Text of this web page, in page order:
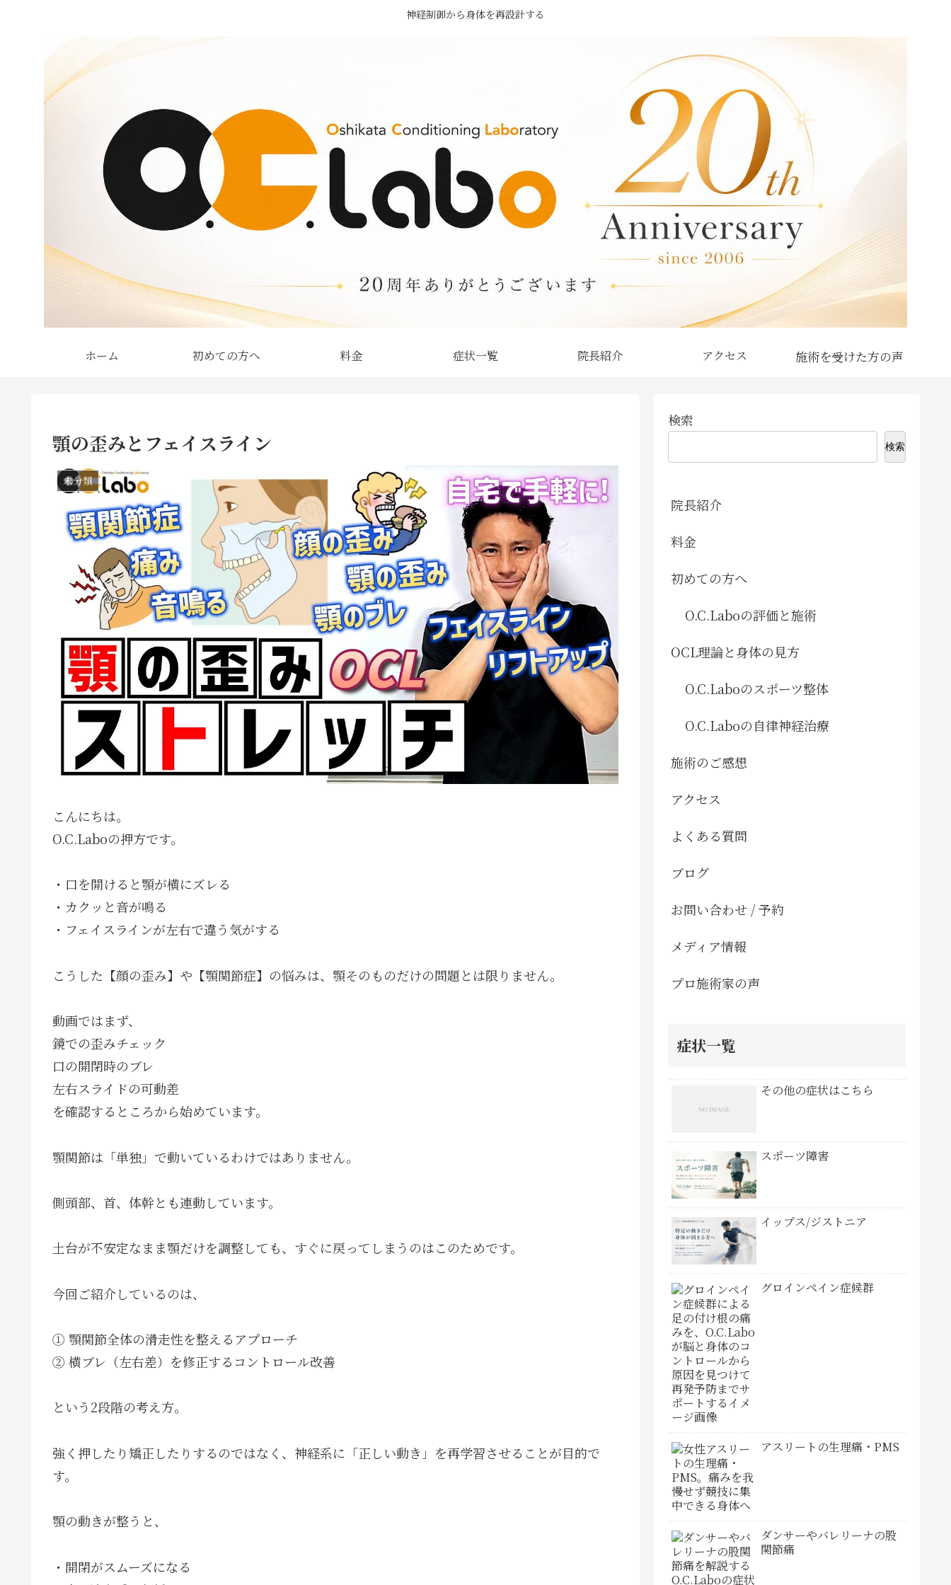
神経制御から身体を再設計する
ホーム 初めての方へ 料金 症状一覧 院長紹介 アクセス
顎の歪みとフェイスライン
未分類
こんにちは。
O.C.Laboの押方です。
・口を開けると顎が横にズレる
・カクッと音が鳴る
・フェイスラインが左右で違う気がする
こうした【顔の歪み】や【顎関節症】の悩みは、顎そのものだけの問題とは限りません。
動画ではまず、
鏡での歪みチェック
口の開閉時のブレ
左右スライドの可動差
を確認するところから始めています。
顎関節は「単独」で動いているわけではありません。
側頭部、首、体幹とも連動しています。
土台が不安定なまま顎だけを調整しても、すぐに戻ってしまうのはこのためです。
今回ご紹介しているのは、
① 顎関節全体の滑走性を整えるアプローチ
② 横ブレ（左右差）を修正するコントロール改善
という2段階の考え方。
強く押したり矯正したりするのではなく、神経系に「正しい動き」を再学習させることが目的で
す。
顎の動きが整うと、
・開閉がスムーズになる
検索
検索
院長紹介
料金
初めての方へ
O.C.Laboの評価と施術
OCL理論と身体の見方
O.C.Laboのスポーツ整体
O.C.Laboの自律神経治療
施術のご感想
アクセス
よくある質問
ブログ
お問い合わせ / 予約
メディア情報
プロ施術家の声
症状一覧
その他の症状はこちら
スポーツ障害
イップス/ジストニア
グロインペイン症候群
アスリートの生理痛・PMS
ダンサーやバレリーナの股
関節痛